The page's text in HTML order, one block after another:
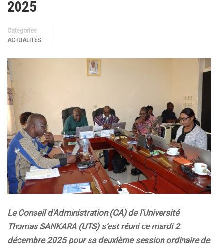
2025
Categories
ACTUALITÉS
Le Conseil d’Administration (CA) de l’Université
Thomas SANKARA (UTS) s’est réuni ce mardi 2
décembre 2025 pour sa deuxième session ordinaire de